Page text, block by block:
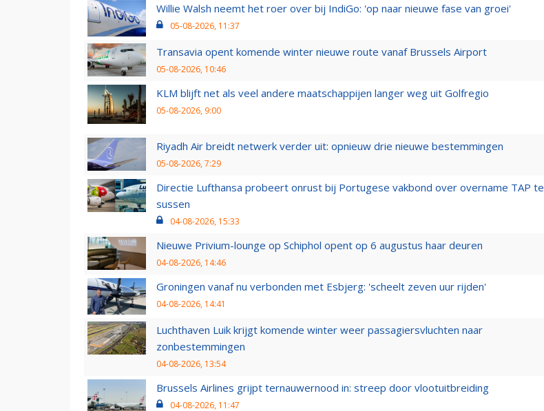
Willie Walsh neemt het roer over bij IndiGo: 'op naar nieuwe fase van groei'
05-08-2026, 11:37
Transavia opent komende winter nieuwe route vanaf Brussels Airport
05-08-2026, 10:46
KLM blijft net als veel andere maatschappijen langer weg uit Golfregio
05-08-2026, 9:00
Riyadh Air breidt netwerk verder uit: opnieuw drie nieuwe bestemmingen
05-08-2026, 7:29
Directie Lufthansa probeert onrust bij Portugese vakbond over overname TAP te
sussen
04-08-2026, 15:33
Nieuwe Privium-lounge op Schiphol opent op 6 augustus haar deuren
04-08-2026, 14:46
Groningen vanaf nu verbonden met Esbjerg: 'scheelt zeven uur rijden'
04-08-2026, 14:41
Luchthaven Luik krijgt komende winter weer passagiersvluchten naar
zonbestemmingen
04-08-2026, 13:54
Brussels Airlines grijpt ternauwernood in: streep door vlootuitbreiding
04-08-2026, 11:47